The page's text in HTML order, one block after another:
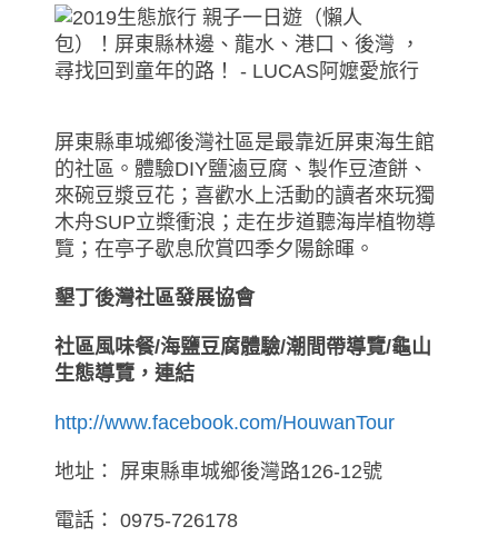
屏東縣車城鄉後灣社區是最靠近屏東海生館
的社區。體驗DIY鹽滷豆腐、製作豆渣餅、
來碗豆漿豆花；喜歡水上活動的讀者來玩獨
木舟SUP立槳衝浪；走在步道聽海岸植物導
覽；在亭子歇息欣賞四季夕陽餘暉。
墾丁後灣社區發展協會
社區風味餐/海鹽豆腐體驗/潮間帶導覽/龜山
生態導覽，連結
http://www.facebook.com/HouwanTour
地址： 屏東縣車城鄉後灣路126-12號
電話： 0975-726178